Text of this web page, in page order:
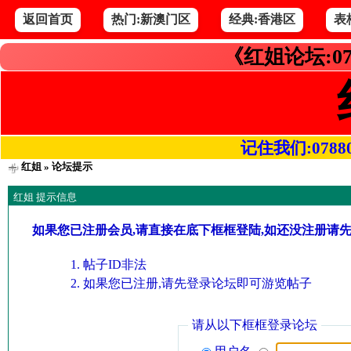
返回首页 热门:新澳门区 经典:香港区 表
《红姐论坛
记住我们
红姐» 论坛提示
红姐 提示信息
如果您已注册会员,请直接在底下框框登陆,如还没注册请
帖子ID非法
如果您已注册,请先登录论坛即可游览帖子
请从以下框框登录论坛